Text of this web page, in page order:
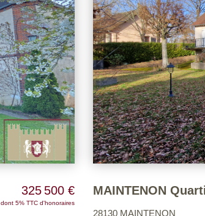
325 500 €
dont 5% TTC d'honoraires
28130 MAINTENON